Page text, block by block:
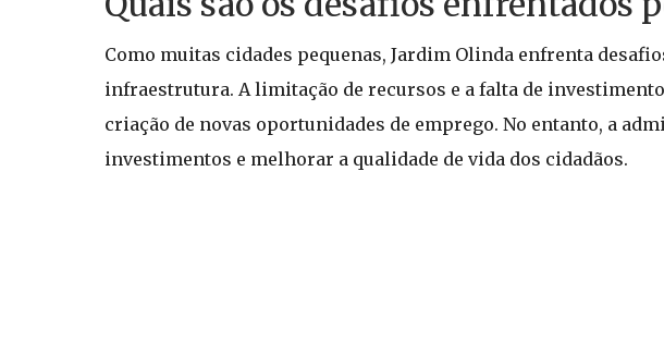
Como muitas cidades pequenas, Jardim Olinda enfrenta
infraestrutura. A limitação de recursos e a falta de
criação de novas oportunidades de emprego. No entanto, a
investimentos e melhorar a qualidade de vida dos cidadãos.